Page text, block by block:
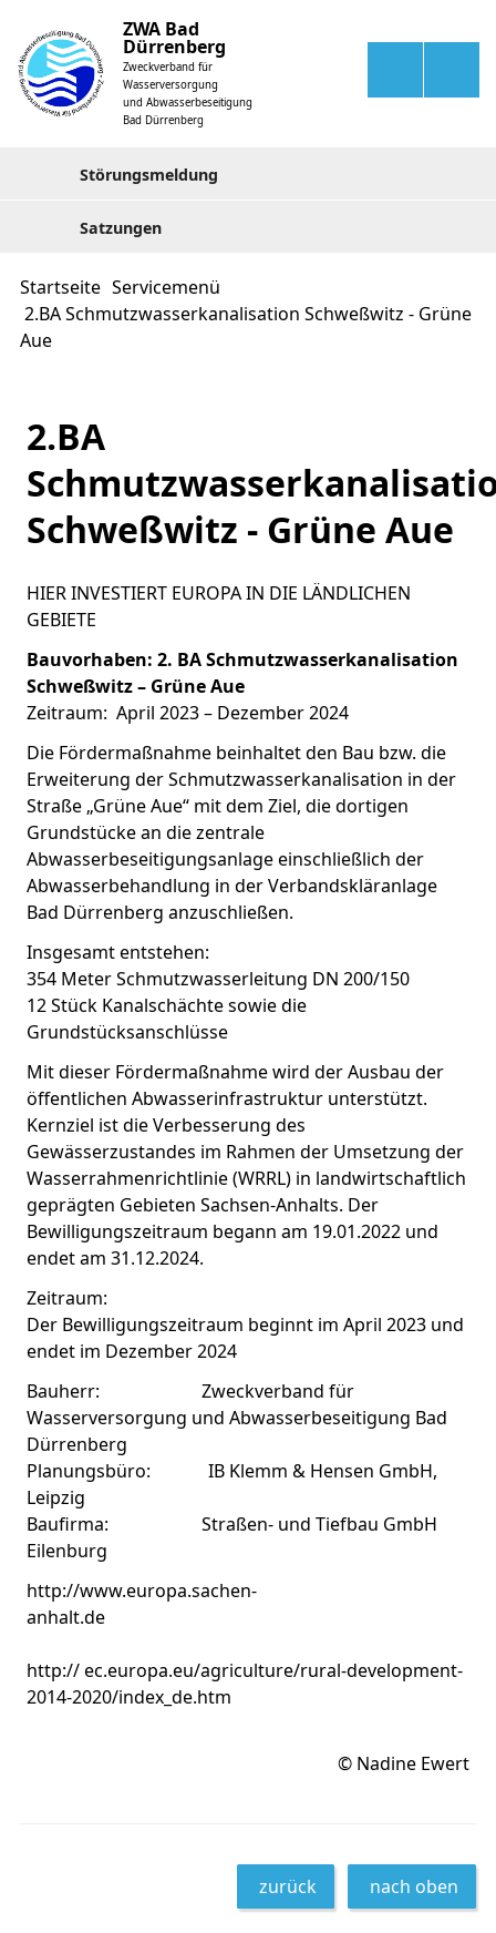
ZWA Bad
Dürrenberg
Zweckverband für
Wasserversorgung
und Abwasserbeseitigung
Bad Dürrenberg
Störungsmeldung
Satzungen
Startseite Servicemenü
2.BA Schmutzwasserkanalisation Schweßwitz - Grüne
Aue
2.BA
Schweßwitz - Grüne Aue
HIER INVESTIERT EUROPA IN DIE LÄNDLICHEN
GEBIETE
Bauvorhaben: 2. BA Schmutzwasserkanalisation
Schweßwitz – Grüne Aue
Zeitraum: April 2023 – Dezember 2024
Die Fördermaßnahme beinhaltet den Bau bzw. die
Erweiterung der Schmutzwasserkanalisation in der
Straße „Grüne Aue“ mit dem Ziel, die dortigen
Grundstücke an die zentrale
Abwasserbeseitigungsanlage einschließlich der
Abwasserbehandlung in der Verbandskläranlage
Bad Dürrenberg anzuschließen.
Insgesamt entstehen:
354 Meter Schmutzwasserleitung DN 200/150
12 Stück Kanalschächte sowie die
Grundstücksanschlüsse
Mit dieser Fördermaßnahme wird der Ausbau der
öffentlichen Abwasserinfrastruktur unterstützt.
Kernziel ist die Verbesserung des
Gewässerzustandes im Rahmen der Umsetzung der
Wasserrahmenrichtlinie (WRRL) in landwirtschaftlich
geprägten Gebieten Sachsen-Anhalts. Der
Bewilligungszeitraum begann am 19.01.2022 und
endet am 31.12.2024.
Zeitraum:
Der Bewilligungszeitraum beginnt im April 2023 und
endet im Dezember 2024
Bauherr: Zweckverband für
Wasserversorgung und Abwasserbeseitigung Bad
Dürrenberg
Planungsbüro: IB Klemm & Hensen GmbH,
Leipzig
Baufirma: Straßen- und Tiefbau GmbH
Eilenburg
http://www.europa.sachen-
anhalt.de
http:// ec.europa.eu/agriculture/rural-development-
2014-2020/index_de.htm
© Nadine Ewert
zurück nach oben